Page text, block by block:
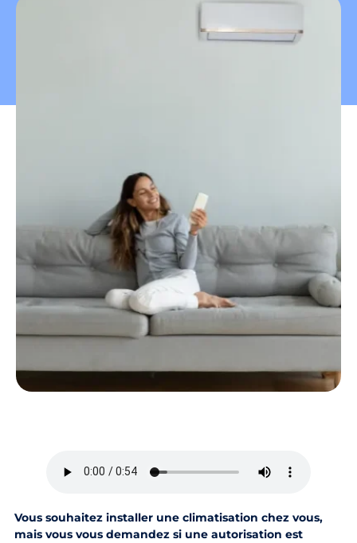
Vous souhaitez installer une climatisation chez vous,
mais vous vous demandez si une autorisation est